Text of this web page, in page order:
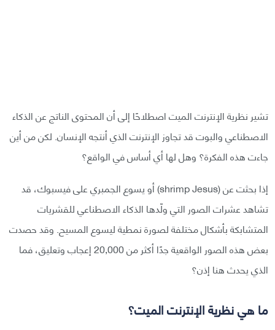
تشير نظرية الإنترنت الميت اصطلاحًا إلى أن المحتوى الناتج عن الذكاء
الاصطناعي والبوت قد تجاوز الإنترنت الذي أنتجه الإنسان. لكن من أين
جاءت هذه الفكرة؟ وهل لها أي أساس في الواقع؟
إذا بحثت عن (shrimp Jesus) أو يسوع الجمبري على فيسبوك، قد
تشاهد عشرات الصور التي ولّدها الذكاء الاصطناعي للقشريات
المتشابكة بأشكال مختلفة لصورة نمطية ليسوع المسيح. وقد حصدت
بعض هذه الصور الواقعية جدًا أكثر من 20,000 إعجاب وتعليق، فما
الذي يحدث هنا إذن؟
ما هي نظرية الإنترنت الميت؟